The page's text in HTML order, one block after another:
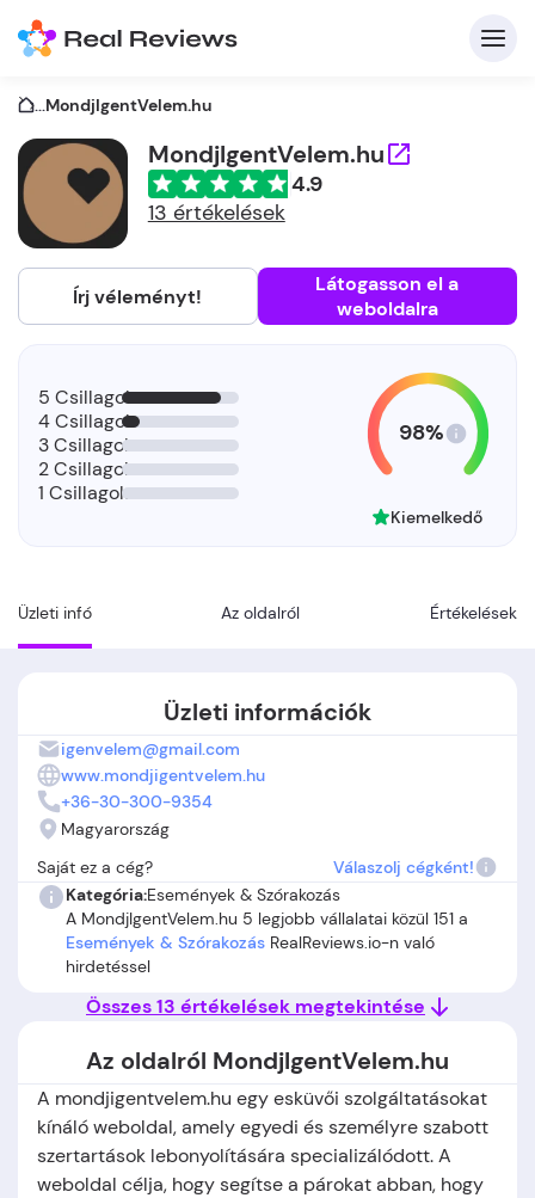
...MondjIgentVelem.hu
MondjIgentVelem.hu
4.9
13 értékelések
Írj véleményt!
Látogasson el a
weboldalra
Üzleti infó Az oldalról Értékelések
5 Csillagok
4 Csillagok
3 Csillagok
2 Csillagok
1 Csillagok
98%
Kiemelkedő
Üzleti információk
igenvelem@gmail.com
www.mondjigentvelem.hu
+36-30-300-9354
Magyarország
Saját ez a cég?
Válaszolj cégként!
Kategória:Események & Szórakozás
A MondjIgentVelem.hu 5 legjobb vállalatai közül 151 a
Események & Szórakozás RealReviews.io-n való
hirdetéssel
Összes 13 értékelések megtekintése
Az oldalról MondjIgentVelem.hu
A mondjigentvelem.hu egy esküvői szolgáltatásokat
kínáló weboldal, amely egyedi és személyre szabott
szertartások lebonyolítására specializálódott. A
weboldal célja, hogy segítse a párokat abban, hogy